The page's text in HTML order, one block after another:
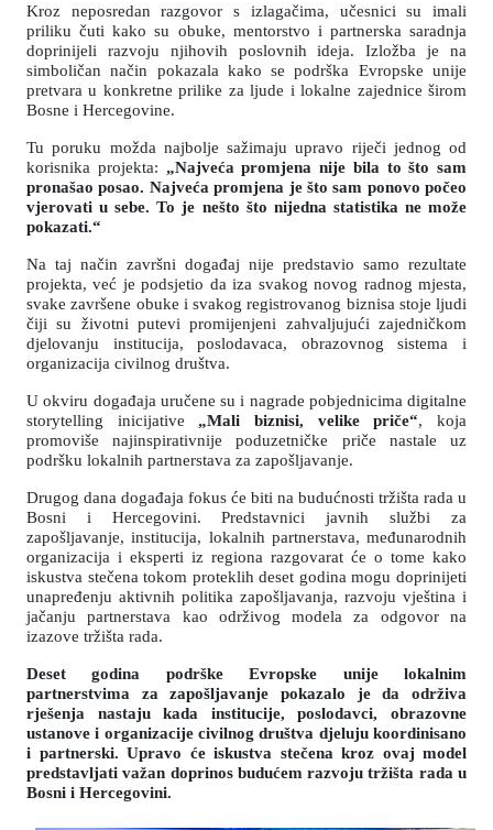
Kroz neposredan razgovor s izlagačima, učesnici su imali
priliku čuti kako su obuke, mentorstvo i partnerska saradnja
doprinijeli razvoju njihovih poslovnih ideja. Izložba je na
simboličan način pokazala kako se podrška Evropske unije
pretvara u konkretne prilike za ljude i lokalne zajednice širom
Bosne i Hercegovine.
Tu poruku možda najbolje sažimaju upravo riječi jednog od
korisnika projekta: „Najveća promjena nije bila to što sam
pronašao posao. Najveća promjena je što sam ponovo počeo
vjerovati u sebe. To je nešto što nijedna statistika ne može
pokazati.“
Na taj način završni događaj nije predstavio samo rezultate
projekta, već je podsjetio da iza svakog novog radnog mjesta,
svake završene obuke i svakog registrovanog biznisa stoje ljudi
čiji su životni putevi promijenjeni zahvaljujući zajedničkom
djelovanju institucija, poslodavaca, obrazovnog sistema i
organizacija civilnog društva.
U okviru događaja uručene su i nagrade pobjednicima digitalne
storytelling inicijative „Mali biznisi, velike priče“, koja
promoviše najinspirativnije poduzetničke priče nastale uz
podršku lokalnih partnerstava za zapošljavanje.
Drugog dana događaja fokus će biti na budućnosti tržišta rada u
Bosni i Hercegovini. Predstavnici javnih službi za
zapošljavanje, institucija, lokalnih partnerstava, međunarodnih
organizacija i eksperti iz regiona razgovarat će o tome kako
iskustva stečena tokom proteklih deset godina mogu doprinijeti
unapređenju aktivnih politika zapošljavanja, razvoju vještina i
jačanju partnerstava kao održivog modela za odgovor na
izazove tržišta rada.
Deset godina podrške Evropske unije lokalnim
partnerstvima za zapošljavanje pokazalo je da održiva
rješenja nastaju kada institucije, poslodavci, obrazovne
ustanove i organizacije civilnog društva djeluju koordinisano
i partnerski. Upravo će iskustva stečena kroz ovaj model
predstavljati važan doprinos budućem razvoju tržišta rada u
Bosni i Hercegovini.